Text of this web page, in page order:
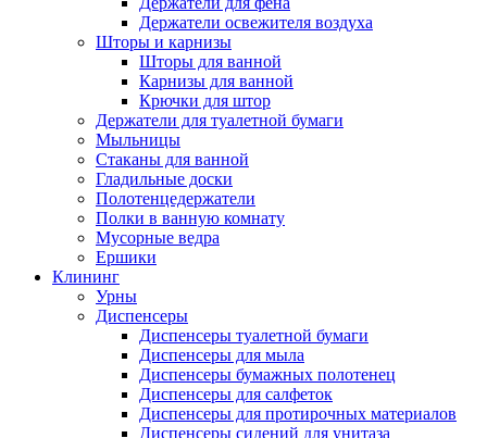
Держатели освежителя воздуха
Шторы и карнизы
Шторы для ванной
Карнизы для ванной
Крючки для штор
Держатели для туалетной бумаги
Мыльницы
Стаканы для ванной
Гладильные доски
Полотенцедержатели
Полки в ванную комнату
Мусорные ведра
Ершики
Клининг
Урны
Диспенсеры
Диспенсеры туалетной бумаги
Диспенсеры для мыла
Диспенсеры бумажных полотенец
Диспенсеры для салфеток
Диспенсеры для протирочных материалов
Диспенсеры сидений для унитаза